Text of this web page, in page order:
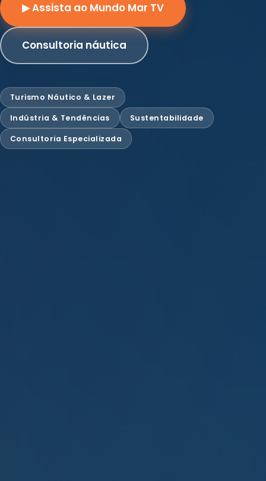
▶ Assista ao Mundo Mar TV
Consultoria náutica
Turismo Náutico & Lazer
Indústria & Tendências Sustentabilidade
Consultoria Especializada